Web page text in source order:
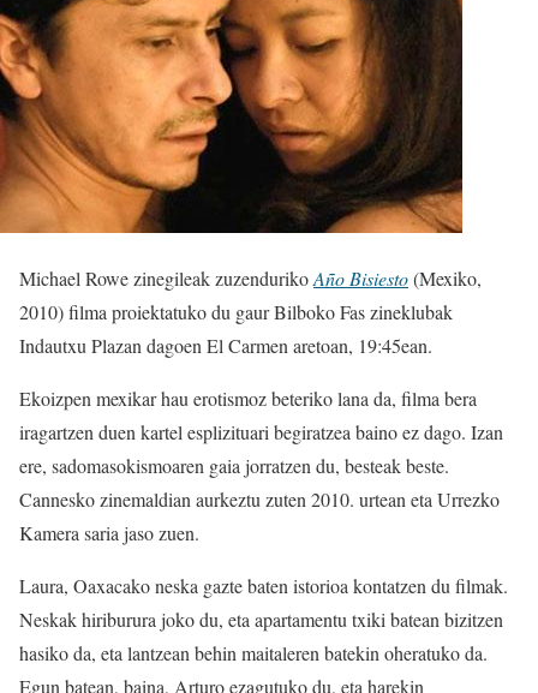
Michael Rowe zinegileak zuzendurikoAño Bisiesto(Mexiko,
2010) filma proiektatuko du gaur Bilboko Fas zineklubak
Indautxu Plazan dagoen El Carmen aretoan, 19:45ean.
Ekoizpen mexikar hau erotismoz beteriko lana da, filma bera
iragartzen duen kartel esplizituari begiratzea baino ez dago. Izan
ere, sadomasokismoaren gaia jorratzen du, besteak beste.
Cannesko zinemaldian aurkeztu zuten 2010. urtean eta Urrezko
Kamera saria jaso zuen.
Laura, Oaxacako neska gazte baten istorioa kontatzen du filmak.
Neskak hiriburura joko du, eta apartamentu txiki batean bizitzen
hasiko da, eta lantzean behin maitaleren batekin oheratuko da.
Egun batean, baina, Arturo ezagutuko du, eta harekin